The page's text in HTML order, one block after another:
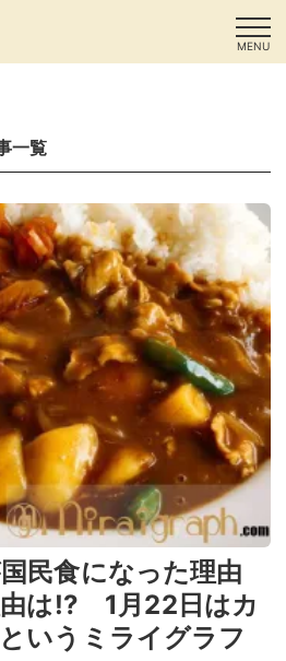
MENU
一覧
民食になった理由
は!? 1月22日はカ
いうミライグラフ